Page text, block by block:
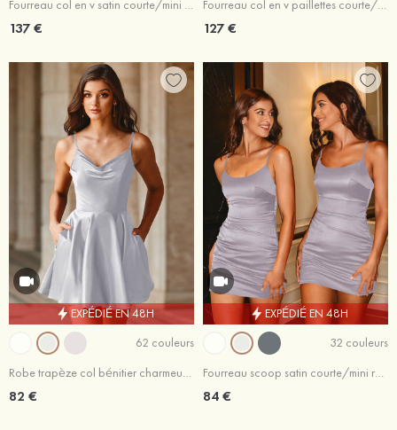
137 € 127 €
EXPÉDIÉ EN 48H
62 couleurs
Robe trapèze col bénitier charmeuse courte/mini robe de fête de la rentrée
82 €
EXPÉDIÉ EN 48H
32 couleurs
Fourreau scoop satin courte/mini robe de fête de la rentrée
84 €